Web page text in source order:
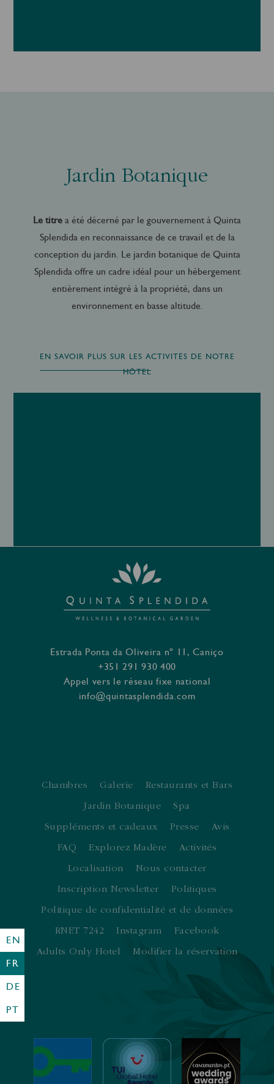
EN
FR
DE
PT
Jardin Botanique
Le titre a été décerné par le gouvernement à Quinta
Splendida en reconnaissance de ce travail et de la
conception du jardin. Le jardin botanique de Quinta
Splendida offre un cadre idéal pour un hébergement
entièrement intégré à la propriété, dans un
environnement en basse altitude.
EN SAVOIR PLUS SUR LES ACTIVITÉS DE NOTRE
HÔTEL
Estrada Ponta da Oliveira nº 11, Caniço
+351 291 930 400
Appel vers le réseau fixe national
info@quintasplendida.com
Chambres Galerie
Restaurants et Bars
Jardin Botanique
Spa
Suppléments et cadeaux
Presse
Avis
FAQ
Explorez Madère
Activités
Localisation
Nous contacter
Inscription Newsletter
Politiques
Politique de confidentialité et de données
RNET 7242
Instagram
Facebook
Adults Only Hotel
Modifier la réservation